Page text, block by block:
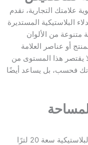
علامتك التجارية، نقدم
البلاستيكية المستديرة
متنوعة من الألوان
أو عناصر العلامة
يقتصر هذا المستوى من
فحسب، بل يساعد أيضًا
إن الشكل الدائري والأبعاد الموحدة لدلاءنا البلاستيكية سعة 20 لترًا